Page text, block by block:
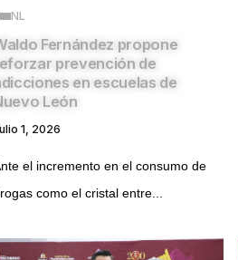
NL
Fernández propone
prevención de
en escuelas de
León
1, 2026
el incremento en el consumo de
como el cristal entre...